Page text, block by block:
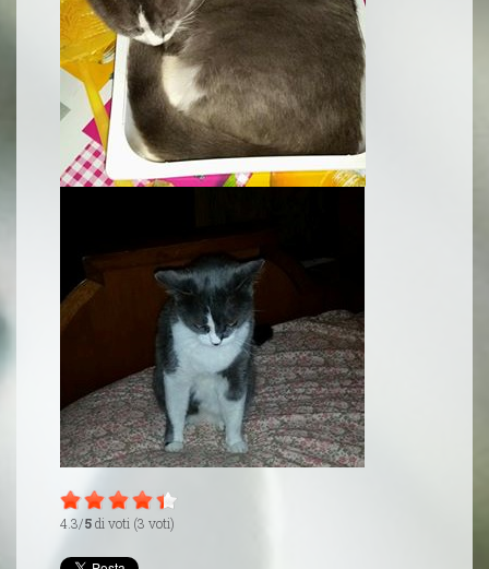
4.3/5di voti (3 voti)